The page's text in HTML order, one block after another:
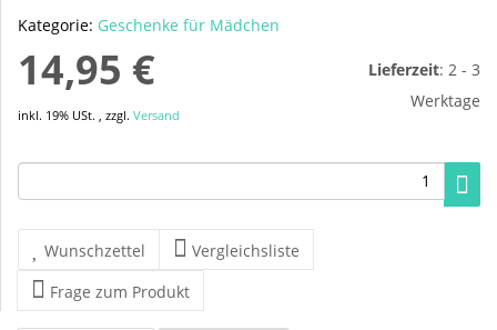
Kategorie: Geschenke für Mädchen
14,95 €
inkl. 19% USt. , zzgl. Versand
Lieferzeit: 2 - 3
Werktage
Wunschzettel
Vergleichsliste
Frage zum Produkt